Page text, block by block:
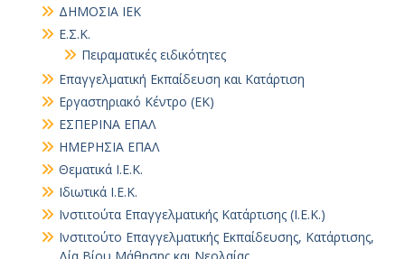
ΔΗΜΟΣΙΑ ΙΕΚ
Ε.Σ.Κ.
Πειραματικές ειδικότητες
Επαγγελματική Εκπαίδευση και Κατάρτιση
Εργαστηριακό Κέντρο (ΕΚ)
ΕΣΠΕΡΙΝΑ ΕΠΑΛ
ΗΜΕΡΗΣΙΑ ΕΠΑΛ
Θεματικά Ι.Ε.Κ.
Ιδιωτικά Ι.Ε.Κ.
Ινστιτούτα Επαγγελματικής Κατάρτισης (Ι.Ε.Κ.)
Ινστιτούτο Επαγγελματικής Εκπαίδευσης, Κατάρτισης,